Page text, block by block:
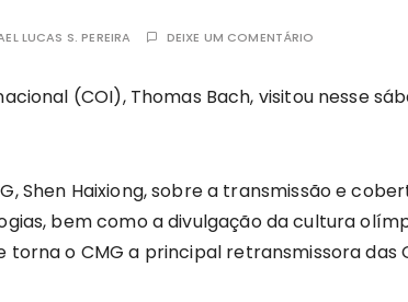
LUCAS S. PEREIRA DEIXE UM COMENTÁRIO
(COI), Thomas Bach, visitou nesse
Shen Haixiong, sobre a transmissão e
bem como a divulgação da cultura
o CMG a principal retransmissora das